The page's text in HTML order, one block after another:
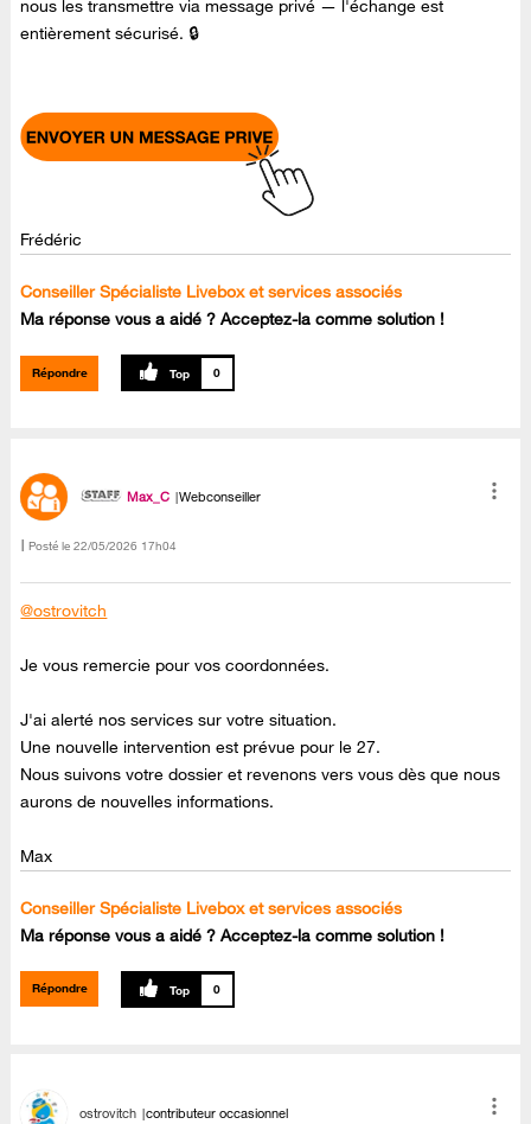
nous les transmettre via message privé — l'échange est
entièrement sécurisé. 🔒
Frédéric
Conseiller Spécialiste Livebox et services associés
Ma réponse vous a aidé ? Acceptez-la comme solution !
Répondre 0
Max_C Webconseiller
Posté le ‎22/05/2026 17h04
@ostrovitch
Je vous remercie pour vos coordonnées.
J'ai alerté nos services sur votre situation.
Une nouvelle intervention est prévue pour le 27.
Nous suivons votre dossier et revenons vers vous dès que nous
aurons de nouvelles informations.
Max
Conseiller Spécialiste Livebox et services associés
Ma réponse vous a aidé ? Acceptez-la comme solution !
Répondre 0
ostrovitch contributeur occasionnel